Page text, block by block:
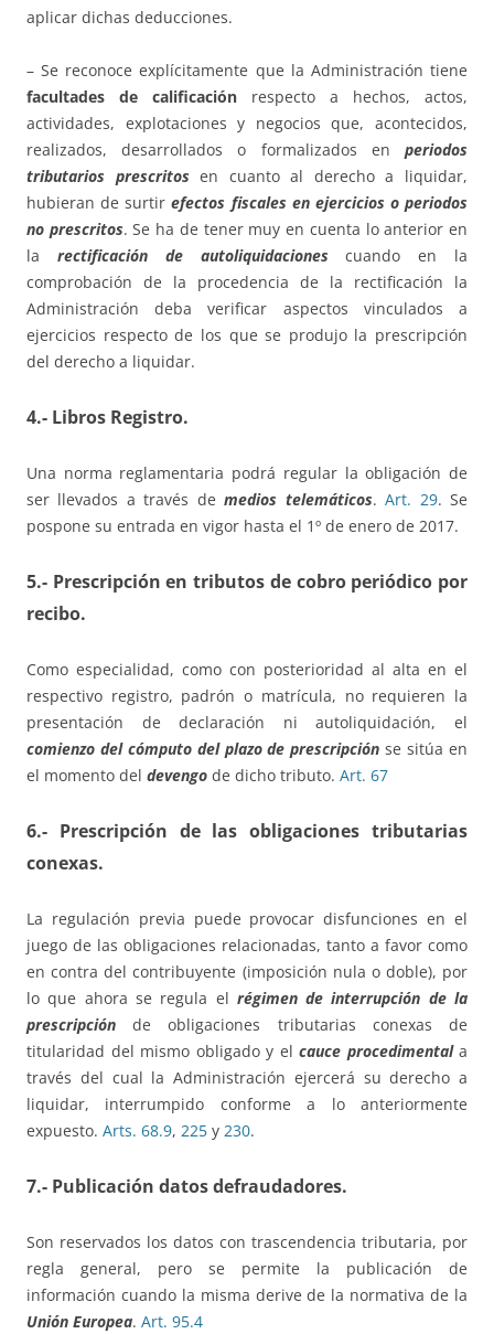
aplicar dichas deducciones.
– Se reconoce explícitamente que la Administración tiene
facultades de calificación respecto a hechos, actos,
actividades, explotaciones y negocios que, acontecidos,
realizados, desarrollados o formalizados en periodos
tributarios prescritos en cuanto al derecho a liquidar,
hubieran de surtirefectos fiscales en ejercicios o periodos
no prescritos. Se ha de tener muy en cuenta lo anterior en
la rectificación de autoliquidaciones cuando en la
comprobación de la procedencia de la rectificación la
Administración deba verificar aspectos vinculados a
ejercicios respecto de los que se produjo la prescripción
del derecho a liquidar.
4.- Libros Registro.
Una norma reglamentaria podrá regular la obligación de
ser llevados a través demedios telemáticos.Art. 29. Se
pospone su entrada en vigor hasta el 1º de enero de 2017.
5.- Prescripción en tributos de cobro periódico por
recibo.
Como especialidad, como con posterioridad al alta en el
respectivo registro, padrón o matrícula, no requieren la
presentación de declaración ni autoliquidación, el
comienzo del cómputo del plazo de prescripción se sitúa en
el momento del devengo de dicho tributo. Art. 67
6.- Prescripción de las obligaciones tributarias
conexas.
La regulación previa puede provocar disfunciones en el
juego de las obligaciones relacionadas, tanto a favor como
en contra del contribuyente (imposición nula o doble), por
lo que ahora se regula el régimen de interrupción de la
prescripción
de obligaciones tributarias conexas de
titularidad del mismo obligado y el cauce procedimentala
través del cual la Administración ejercerá su derecho a
liquidar, interrumpido conforme a lo anteriormente
expuesto. Arts. 68.9, 225 y 230.
7.- Publicación datos defraudadores.
Son reservados los datos con trascendencia tributaria, por
regla general, pero se permite la publicación de
información cuando la misma derive de la normativa de la
Unión Europea. Art. 95.4